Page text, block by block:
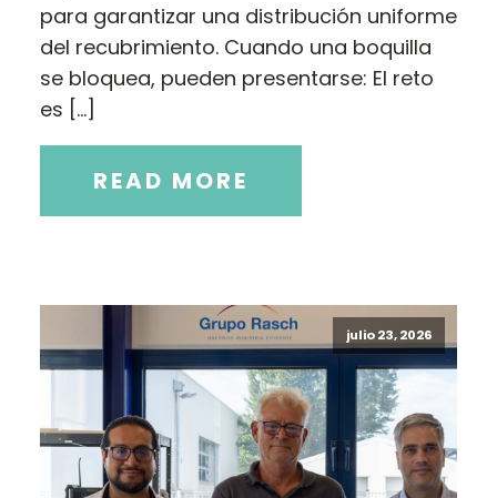
para garantizar una distribución uniforme
del recubrimiento. Cuando una boquilla
se bloquea, pueden presentarse: El reto
es […]
READ MORE
julio 23, 2026